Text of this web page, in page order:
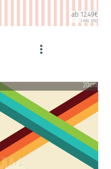
ab 12.49€
(inkl. USt)
20cm